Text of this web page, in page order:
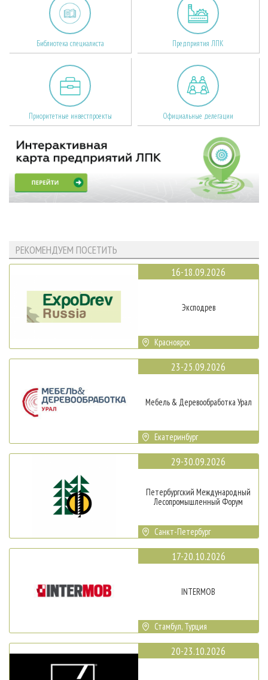
Библиотека специалиста Предприятия ЛПК
Приоритетные инвестпроекты Официальные делегации
РЕКОМЕНДУЕМ ПОСЕТИТЬ
16-18.09.2026
Эксподрев
Красноярск
23-25.09.2026
Мебель & Деревообработка Урал
Екатеринбург
29-30.09.2026
Петербургский Международный
Лесопромышленный Форум
Санкт-Петербург
17-20.10.2026
INTERMOB
Стамбул, Турция
20-23.10.2026